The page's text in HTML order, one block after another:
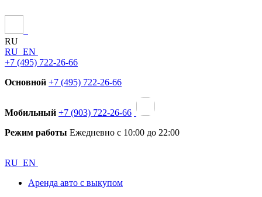
RU
RU EN
+7 (495) 722-26-66
Основной +7 (495) 722-26-66
Мобильный +7 (903) 722-26-66
Режим работы Ежедневно с 10:00 до 22:00
RU EN
Аренда авто с выкупом